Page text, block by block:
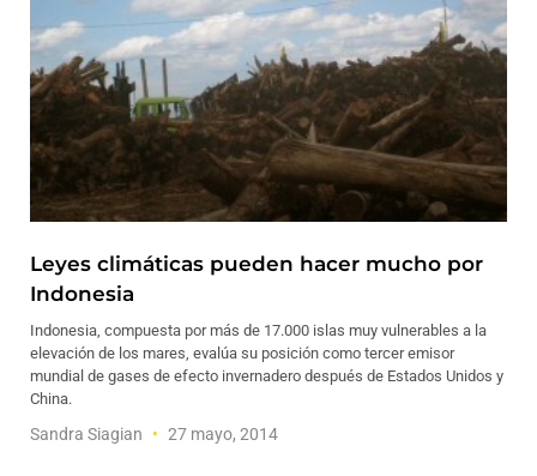
Leyes climáticas pueden hacer mucho por
Indonesia
Indonesia, compuesta por más de 17.000 islas muy vulnerables a la
elevación de los mares, evalúa su posición como tercer emisor
mundial de gases de efecto invernadero después de Estados Unidos y
China.
Sandra Siagian 27 mayo, 2014